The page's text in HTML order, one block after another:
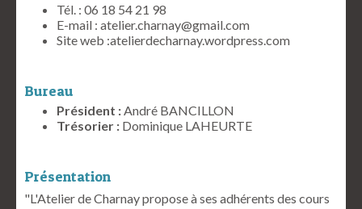
Tél. : 06 18 54 21 98
E-mail : atelier.charnay@gmail.com
Site web :atelierdecharnay.wordpress.com
Bureau
Président :André BANCILLON
Trésorier : Dominique LAHEURTE
Présentation
"L'Atelier de Charnay propose à ses adhérents des cours